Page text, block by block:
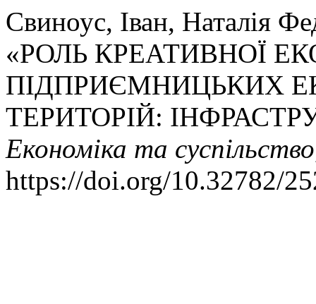
Свиноус, Іван, Наталія
«РОЛЬ КРЕАТИВНОЇ
ПІДПРИЄМНИЦЬКИХ
ТЕРИТОРІЙ:
Економіка та суспільство
https://doi.org/10.32782/